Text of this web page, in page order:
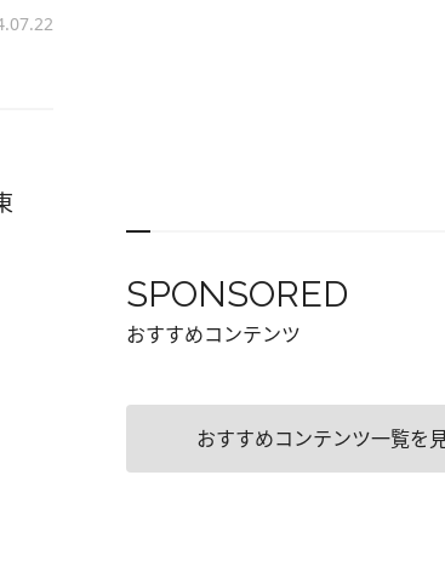
SPONSORED
おすすめコンテンツ
おすすめコンテンツ一覧を